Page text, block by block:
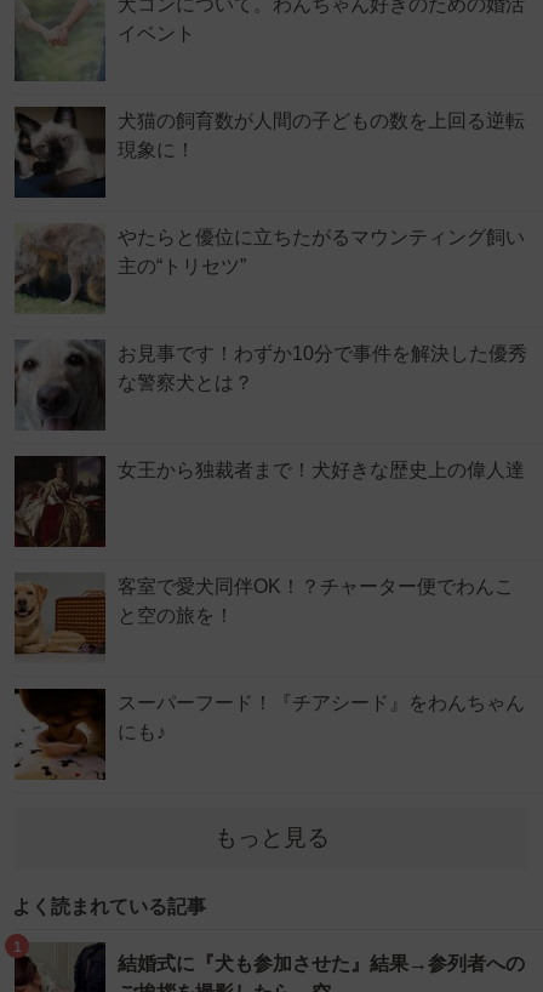
イベント
犬猫の飼育数が人間の子どもの数を上回る逆転
現象に！
やたらと優位に立ちたがるマウンティング飼い
主の“トリセツ”
お見事です！わずか10分で事件を解決した優秀
な警察犬とは？
女王から独裁者まで！犬好きな歴史上の偉人達
客室で愛犬同伴OK！？チャーター便でわんこ
と空の旅を！
スーパーフード！『チアシード』をわんちゃん
にも♪
もっと見る
よく読まれている記事
1
結婚式に『犬も参加させた』結果→参列者への